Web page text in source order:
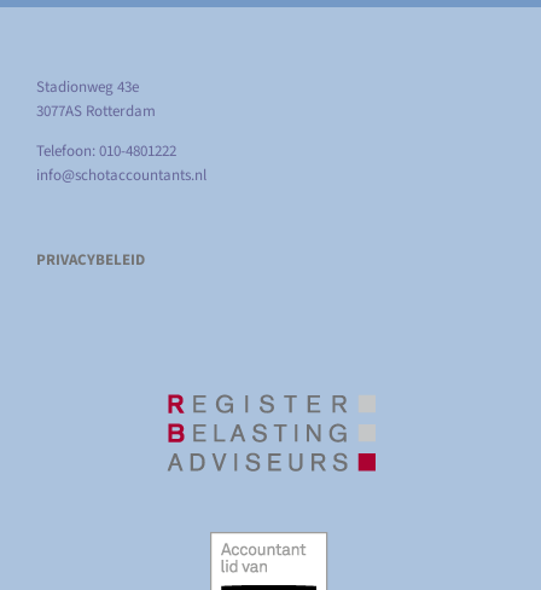
Stadionweg 43e
3077AS Rotterdam
Telefoon: 010-4801222
info@schotaccountants.nl
PRIVACYBELEID